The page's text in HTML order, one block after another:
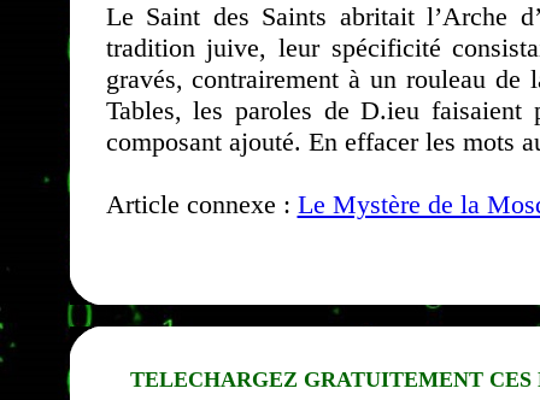
Le Saint des Saints abritait l’Arche
tradition juive, leur spécificité
gravés, contrairement à un rouleau
Tables, les paroles de D.ieu faisaient
composant ajouté. En effacer les mots
Article connexe : Le Mystère de la
TELECHARGEZ GRATUITEMENT CES